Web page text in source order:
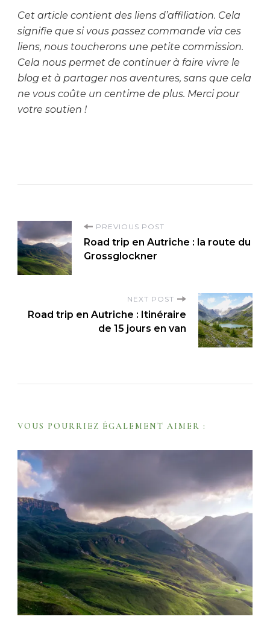
Cet article contient des liens d’affiliation. Cela
signifie que si vous passez commande via ces
liens, nous toucherons une petite commission.
Cela nous permet de continuer à faire vivre le
blog et à partager nos aventures, sans que cela
ne vous coûte un centime de plus. Merci pour
votre soutien !
P
o
s
i
o
n
PREVIOUS POST
Road trip en Autriche : la route du
Grossglockner
NEXT POST
Road trip en Autriche : Itinéraire
de 15 jours en van
VOUS POURRIEZ ÉGALEMENT AIMER :